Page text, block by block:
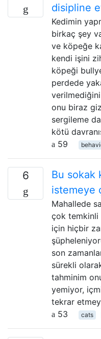
disipline
Kedimin
birkaç şey
ve köpeğe
kendi işini
köpeği
perdede
onu biraz
sergileme
kötü
59
6
Bu sokak
istemeye
Mahallede
çok temkinli
için hiçbir
son
sürekli
tahminim
yemiyor,
tekrar
53
cats